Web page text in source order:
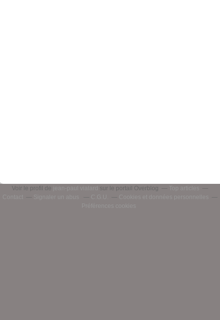
Voir le profil de jean-paul vialard sur le portail Overblog
Top articles
Contact
Signaler un abus C.G.U.
Cookies et données personnelles
Préférences cookies